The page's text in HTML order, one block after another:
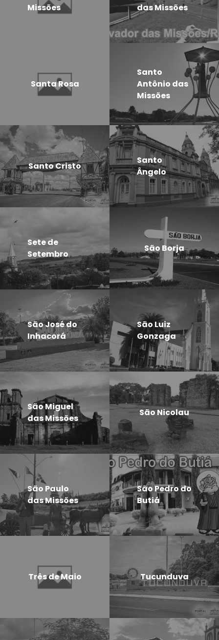
Missões
das Missões
Santa Rosa
Santo
Antônio das
Missões
Santo Cristo
Santo
Ângelo
Sete de
Setembro
São Borja
São José do
Inhacorá
São Luiz
Gonzaga
São Miguel
das Missões
São Nicolau
São Paulo
das Missões
São Pedro do
Butiá
Três de Maio Tucunduva